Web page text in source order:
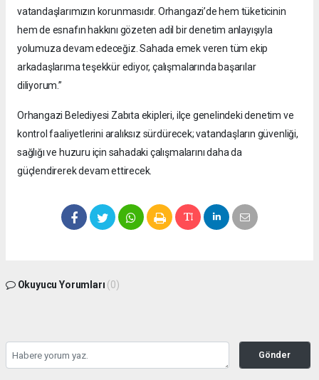
vatandaşlarımızın korunmasıdır. Orhangazi’de hem tüketicinin
hem de esnafın hakkını gözeten adil bir denetim anlayışıyla
yolumuza devam edeceğiz. Sahada emek veren tüm ekip
arkadaşlarıma teşekkür ediyor, çalışmalarında başarılar
diliyorum.”
Orhangazi Belediyesi Zabıta ekipleri, ilçe genelindeki denetim ve
kontrol faaliyetlerini aralıksız sürdürecek; vatandaşların güvenliği,
sağlığı ve huzuru için sahadaki çalışmalarını daha da
güçlendirerek devam ettirecek.
Okuyucu Yorumları (0)
Gönder